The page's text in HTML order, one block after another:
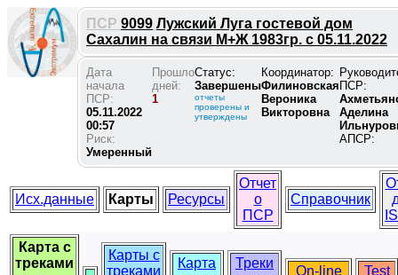
ПСР 9099 Лужский Луга гостевой дом
Сахалин на связи М+Ж 1983гр. с 05.11.2022
Дата
начала
ПСР:
05.11.2022
00:57
Риск:
Умеренный
Прошло
дней:
1
Статус:
Завершены
отчеты
проверены и
утверждены
Координатор:
Филиновская
Вероника
Викторовна
ПСР:
Аделина
АПСР:
Исх.данные Карты Ресурсы
Отчет
о
ПСР
Справочник
Карта с
треками
Карты с
треками
Карта
Треки
On-line
Test